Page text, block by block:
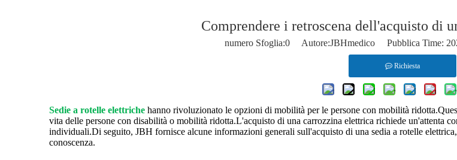
Comprendere i retroscena dell'acquisto di
numero Sfoglia:0 Autore:JBHmedico Pubblica Time:
Richiesta
Sedie a rotelle elettriche hanno rivoluzionato le opzioni di mobilità per le persone con mobilità
vita delle persone con disabilità o mobilità ridotta.L'acquisto di una carrozzina elettrica richiede un'attenta
individuali.Di seguito, JBH fornisce alcune informazioni generali sull'acquisto di una sedia a rotelle
conoscenza.